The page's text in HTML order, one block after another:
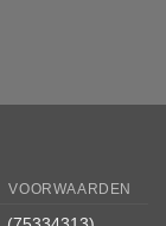
VOORWAARDEN